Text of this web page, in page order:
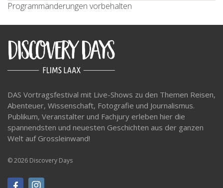
Programmänderungen vorbehalten
DAS Vortragsfestival mit Live-Shows zu den Themen Reisen,
Abenteuer, Wissenschaft, Fotografie und Journalismus.
Publikum, Veranstalter und Fachjury erleben hier die
spannendsten und neuesten Geschichten aus der ganzen
Welt auf Grossleinwand!
© 2026 Discovery Days